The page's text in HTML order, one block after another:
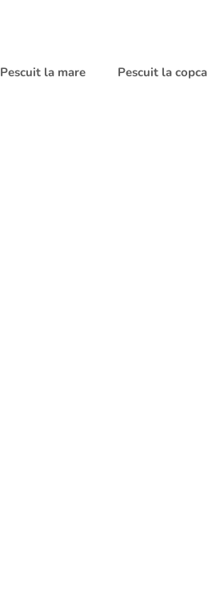
Pescuit la mare Pescuit la copca